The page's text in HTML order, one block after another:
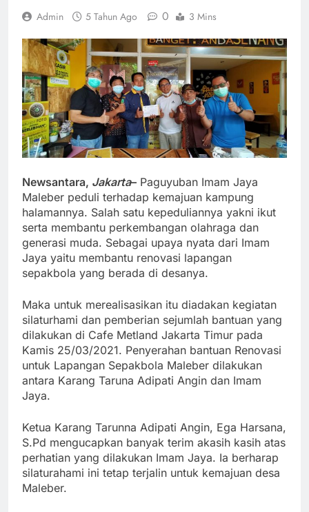
Admin 5 Tahun Ago 0 3 Mins
Newsantara, Jakarta– Paguyuban Imam Jaya
Maleber peduli terhadap kemajuan kampung
halamannya. Salah satu kepeduliannya yakni ikut
serta membantu perkembangan olahraga dan
generasi muda. Sebagai upaya nyata dari Imam
Jaya yaitu membantu renovasi lapangan
sepakbola yang berada di desanya.
Maka untuk merealisasikan itu diadakan kegiatan
silaturhami dan pemberian sejumlah bantuan yang
dilakukan di Cafe Metland Jakarta Timur pada
Kamis 25/03/2021. Penyerahan bantuan Renovasi
untuk Lapangan Sepakbola Maleber dilakukan
antara Karang Taruna Adipati Angin dan Imam
Jaya.
Ketua Karang Tarunna Adipati Angin, Ega Harsana,
S.Pd mengucapkan banyak terim akasih kasih atas
perhatian yang dilakukan Imam Jaya. Ia berharap
silaturahami ini tetap terjalin untuk kemajuan desa
Maleber.